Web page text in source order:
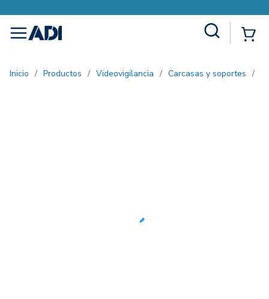
menu
Inicio / Productos / Videovigilancia / Carcasas y soportes /